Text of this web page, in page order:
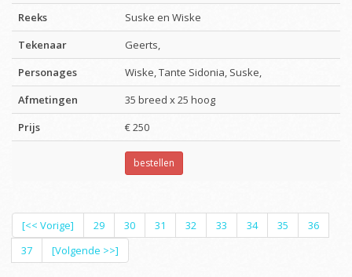
Reeks
Suske en Wiske
Tekenaar
Geerts,
Personages
Wiske, Tante Sidonia, Suske,
Afmetingen
35 breed x 25 hoog
Prijs
€ 250
bestellen
[<< Vorige] 29 30 31 32 33 34 35
36
37
[Volgende >>]